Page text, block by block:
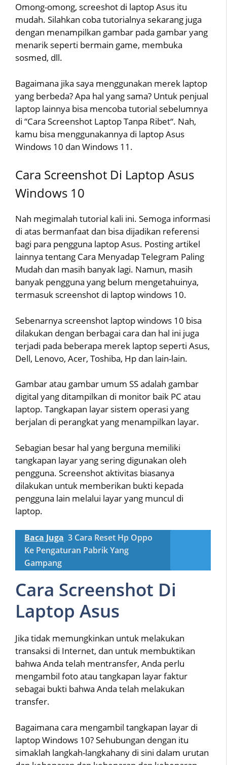
Omong-omong, screeshot di laptop Asus itu
mudah. Silahkan coba tutorialnya sekarang juga
dengan menampilkan gambar pada gambar yang
menarik seperti bermain game, membuka
sosmed, dll.
Bagaimana jika saya menggunakan merek laptop
yang berbeda? Apa hal yang sama? Untuk penjual
laptop lainnya bisa mencoba tutorial sebelumnya
di “Cara Screenshot Laptop Tanpa Ribet“. Nah,
kamu bisa menggunakannya di laptop Asus
Windows 10 dan Windows 11.
Cara Screenshot Di Laptop Asus
Windows 10
Nah megimalah tutorial kali ini. Semoga informasi
di atas bermanfaat dan bisa dijadikan referensi
bagi para pengguna laptop Asus. Posting artikel
lainnya tentang Cara Menyadap Telegram Paling
Mudah dan masih banyak lagi. Namun, masih
banyak pengguna yang belum mengetahuinya,
termasuk screenshot di laptop windows 10.
Sebenarnya screenshot laptop windows 10 bisa
dilakukan dengan berbagai cara dan hal ini juga
terjadi pada beberapa merek laptop seperti Asus,
Dell, Lenovo, Acer, Toshiba, Hp dan lain-lain.
Gambar atau gambar umum SS adalah gambar
digital yang ditampilkan di monitor baik PC atau
laptop. Tangkapan layar sistem operasi yang
berjalan di perangkat yang menampilkan layar.
Sebagian besar hal yang berguna memiliki
tangkapan layar yang sering digunakan oleh
pengguna. Screenshot aktivitas biasanya
dilakukan untuk memberikan bukti kepada
pengguna lain melalui layar yang muncul di
laptop.
Baca Juga 3 Cara Reset Hp Oppo
Ke Pengaturan Pabrik Yang
Gampang
Cara Screenshot Di
Laptop Asus
Jika tidak memungkinkan untuk melakukan
transaksi di Internet, dan untuk membuktikan
bahwa Anda telah mentransfer, Anda perlu
mengambil foto atau tangkapan layar faktur
sebagai bukti bahwa Anda telah melakukan
transfer.
Bagaimana cara mengambil tangkapan layar di
laptop Windows 10? Sehubungan dengan itu
simaklah langkah-langkahany di sini dalam urutan